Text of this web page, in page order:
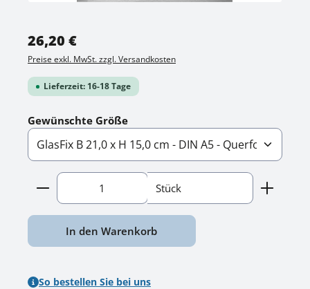
Regulärer Preis:
26,20 €
Preise exkl. MwSt. zzgl. Versandkosten
Lieferzeit: 16-18 Tage
Gewünschte Größeauswählen
Produkt Anzahl: Gib den gewünschten Wert
Stück
In den Warenkorb
So bestellen Sie bei uns